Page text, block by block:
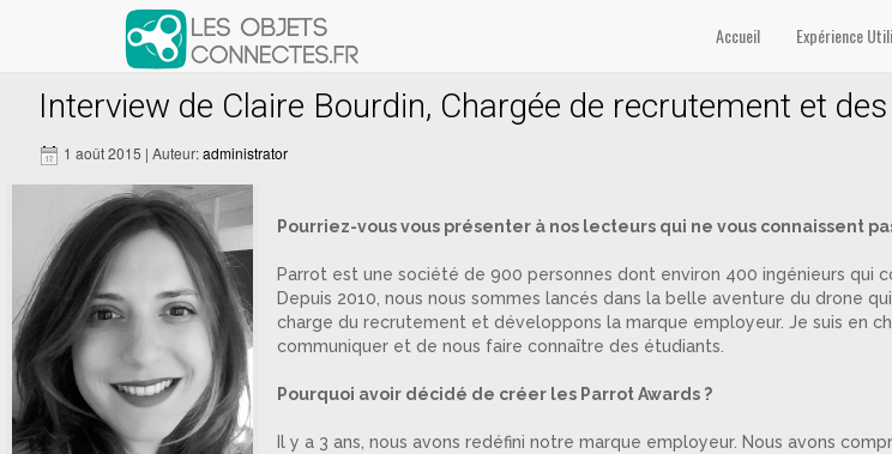
Accueil Expérience
Articles avec le tag ‘Polytechnique et Centrale Paris’
Interview de Claire Bourdin, Chargée de recrutement et
1 août 2015 | Auteur:administrator
Pourriez-vous vous présenter à nos lecteurs qui ne vous connaissent
Parrot est une société de 900 personnes dont environ 400 ingénieurs
Depuis 2010, nous nous sommes lancés dans la belle aventure du drone
charge du recrutement et développons la marque employeur. Je suis en
communiquer et de nous faire connaître des étudiants.
Pourquoi avoir décidé de créer les Parrot Awards ?
Il y a 3 ans, nous avons redéfini notre marque employeur. Nous avons